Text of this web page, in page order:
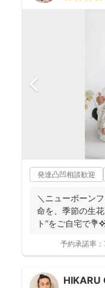
発達凸凹相談歓迎
＼ニューボーンフォト歴7年
命を、季節の生花で彩る “アートニ
ト”をご自宅で
予約承諾率：
HIKARU